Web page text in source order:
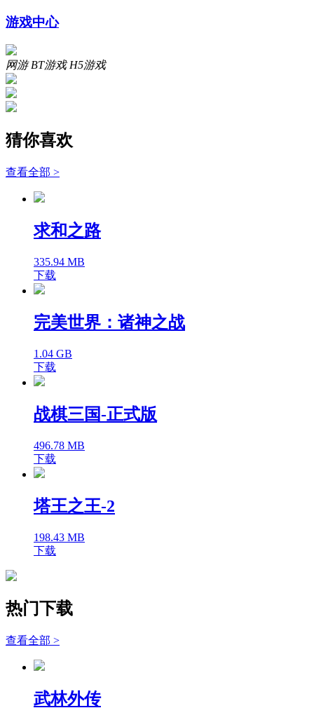
游戏中心
网游 BT游戏 H5游戏
猜你喜欢
查看全部 >
求和之路
335.94 MB
下载
完美世界：诸神之战
1.04 GB
下载
战棋三国-正式版
496.78 MB
下载
塔王之王-2
198.43 MB
下载
热门下载
查看全部 >
武林外传